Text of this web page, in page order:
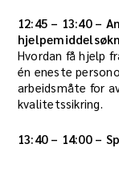
12:45 – 13:40 –
Hvordan få hjelp
én eneste
arbeidsmåte for
kvalitetssikring.
13:40 – 14:00 –